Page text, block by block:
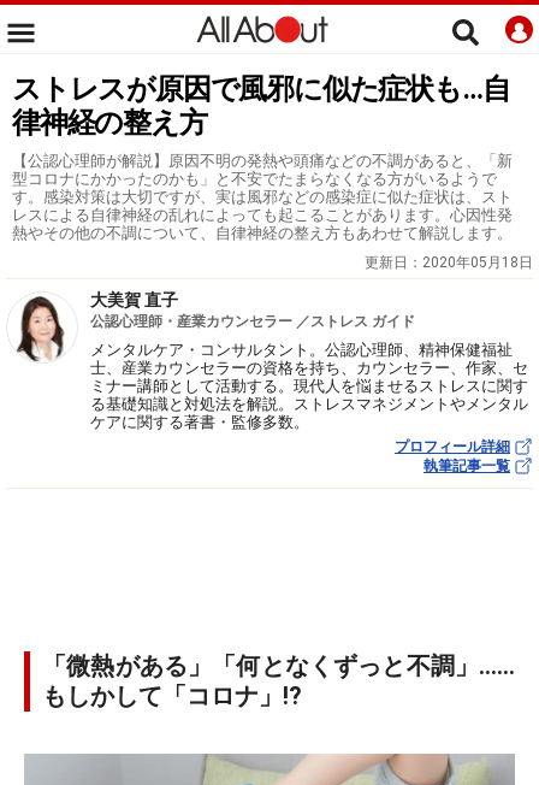
ストレスが原因で風邪に似た症状も…自
律神経の整え方
【公認心理師が解説】原因不明の発熱や頭痛などの不調があると、「新
型コロナにかかったのかも」と不安でたまらなくなる方がいるようで
す。感染対策は大切ですが、実は風邪などの感染症に似た症状は、スト
レスによる自律神経の乱れによっても起こることがあります。心因性発
熱やその他の不調について、自律神経の整え方もあわせて解説します。
更新日： 2020年05月18日
大美賀 直子
公認心理師・産業カウンセラー ／ストレス ガイド
メンタルケア・コンサルタント。公認心理師、精神保健福祉
士、産業カウンセラーの資格を持ち、カウンセラー、作家、セ
ミナー講師として活動する。現代人を悩ませるストレスに関す
る基礎知識と対処法を解説。ストレスマネジメントやメンタル
ケアに関する著書・監修多数。
プロフィール詳細
執筆記事一覧
「微熱がある」「何となくずっと不調」……
もしかして「コロナ」!?